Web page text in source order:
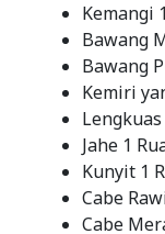
Kemangi
Bawang
Bawang
Kemiri
Lengkuas
Jahe 1
Kunyit 1
Cabe
Cabe